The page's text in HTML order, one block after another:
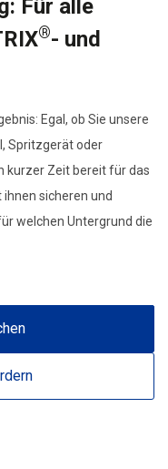
Für alle
®- und
Egal, ob Sie unsere
Spritzgerät oder
kurzer Zeit bereit für das
sicheren und
welchen Untergrund die